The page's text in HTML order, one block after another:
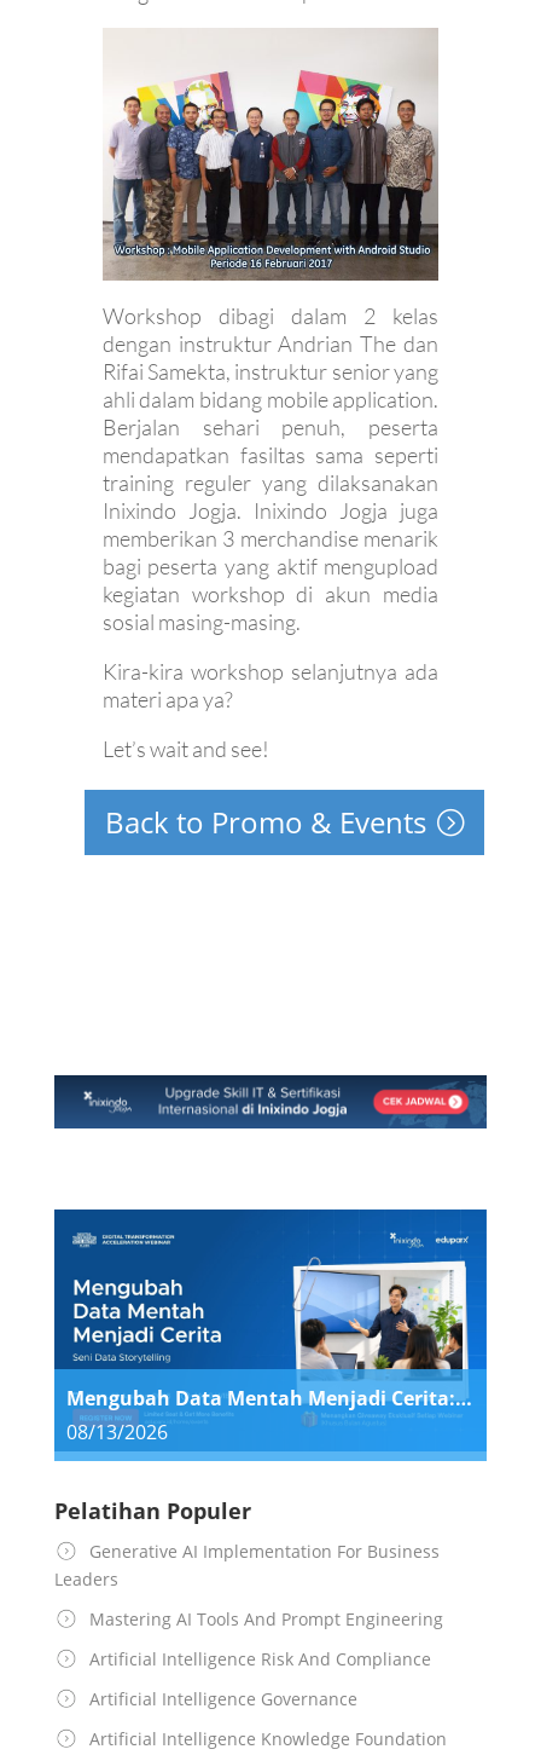
Workshop dibagi dalam 2 kelas
dengan instruktur Andrian The dan
Rifai Samekta, instruktur senior yang
ahli dalam bidang mobile application.
Berjalan sehari penuh, peserta
mendapatkan fasiltas sama seperti
training reguler yang dilaksanakan
Inixindo Jogja. Inixindo Jogja juga
memberikan 3 merchandise menarik
bagi peserta yang aktif mengupload
kegiatan workshop di akun media
sosial masing-masing.
Kira-kira workshop selanjutnya ada
materi apa ya?
Let’s wait and see!
Back to Promo & Events
Mengubah Data Mentah Menjadi Cerita: Seni Data Storytelling
08/13/2026
Pelatihan Populer
Generative AI Implementation For Business
Leaders
Mastering AI Tools And Prompt Engineering
Artificial Intelligence Risk And Compliance
Artificial Intelligence Governance
Artificial Intelligence Knowledge Foundation